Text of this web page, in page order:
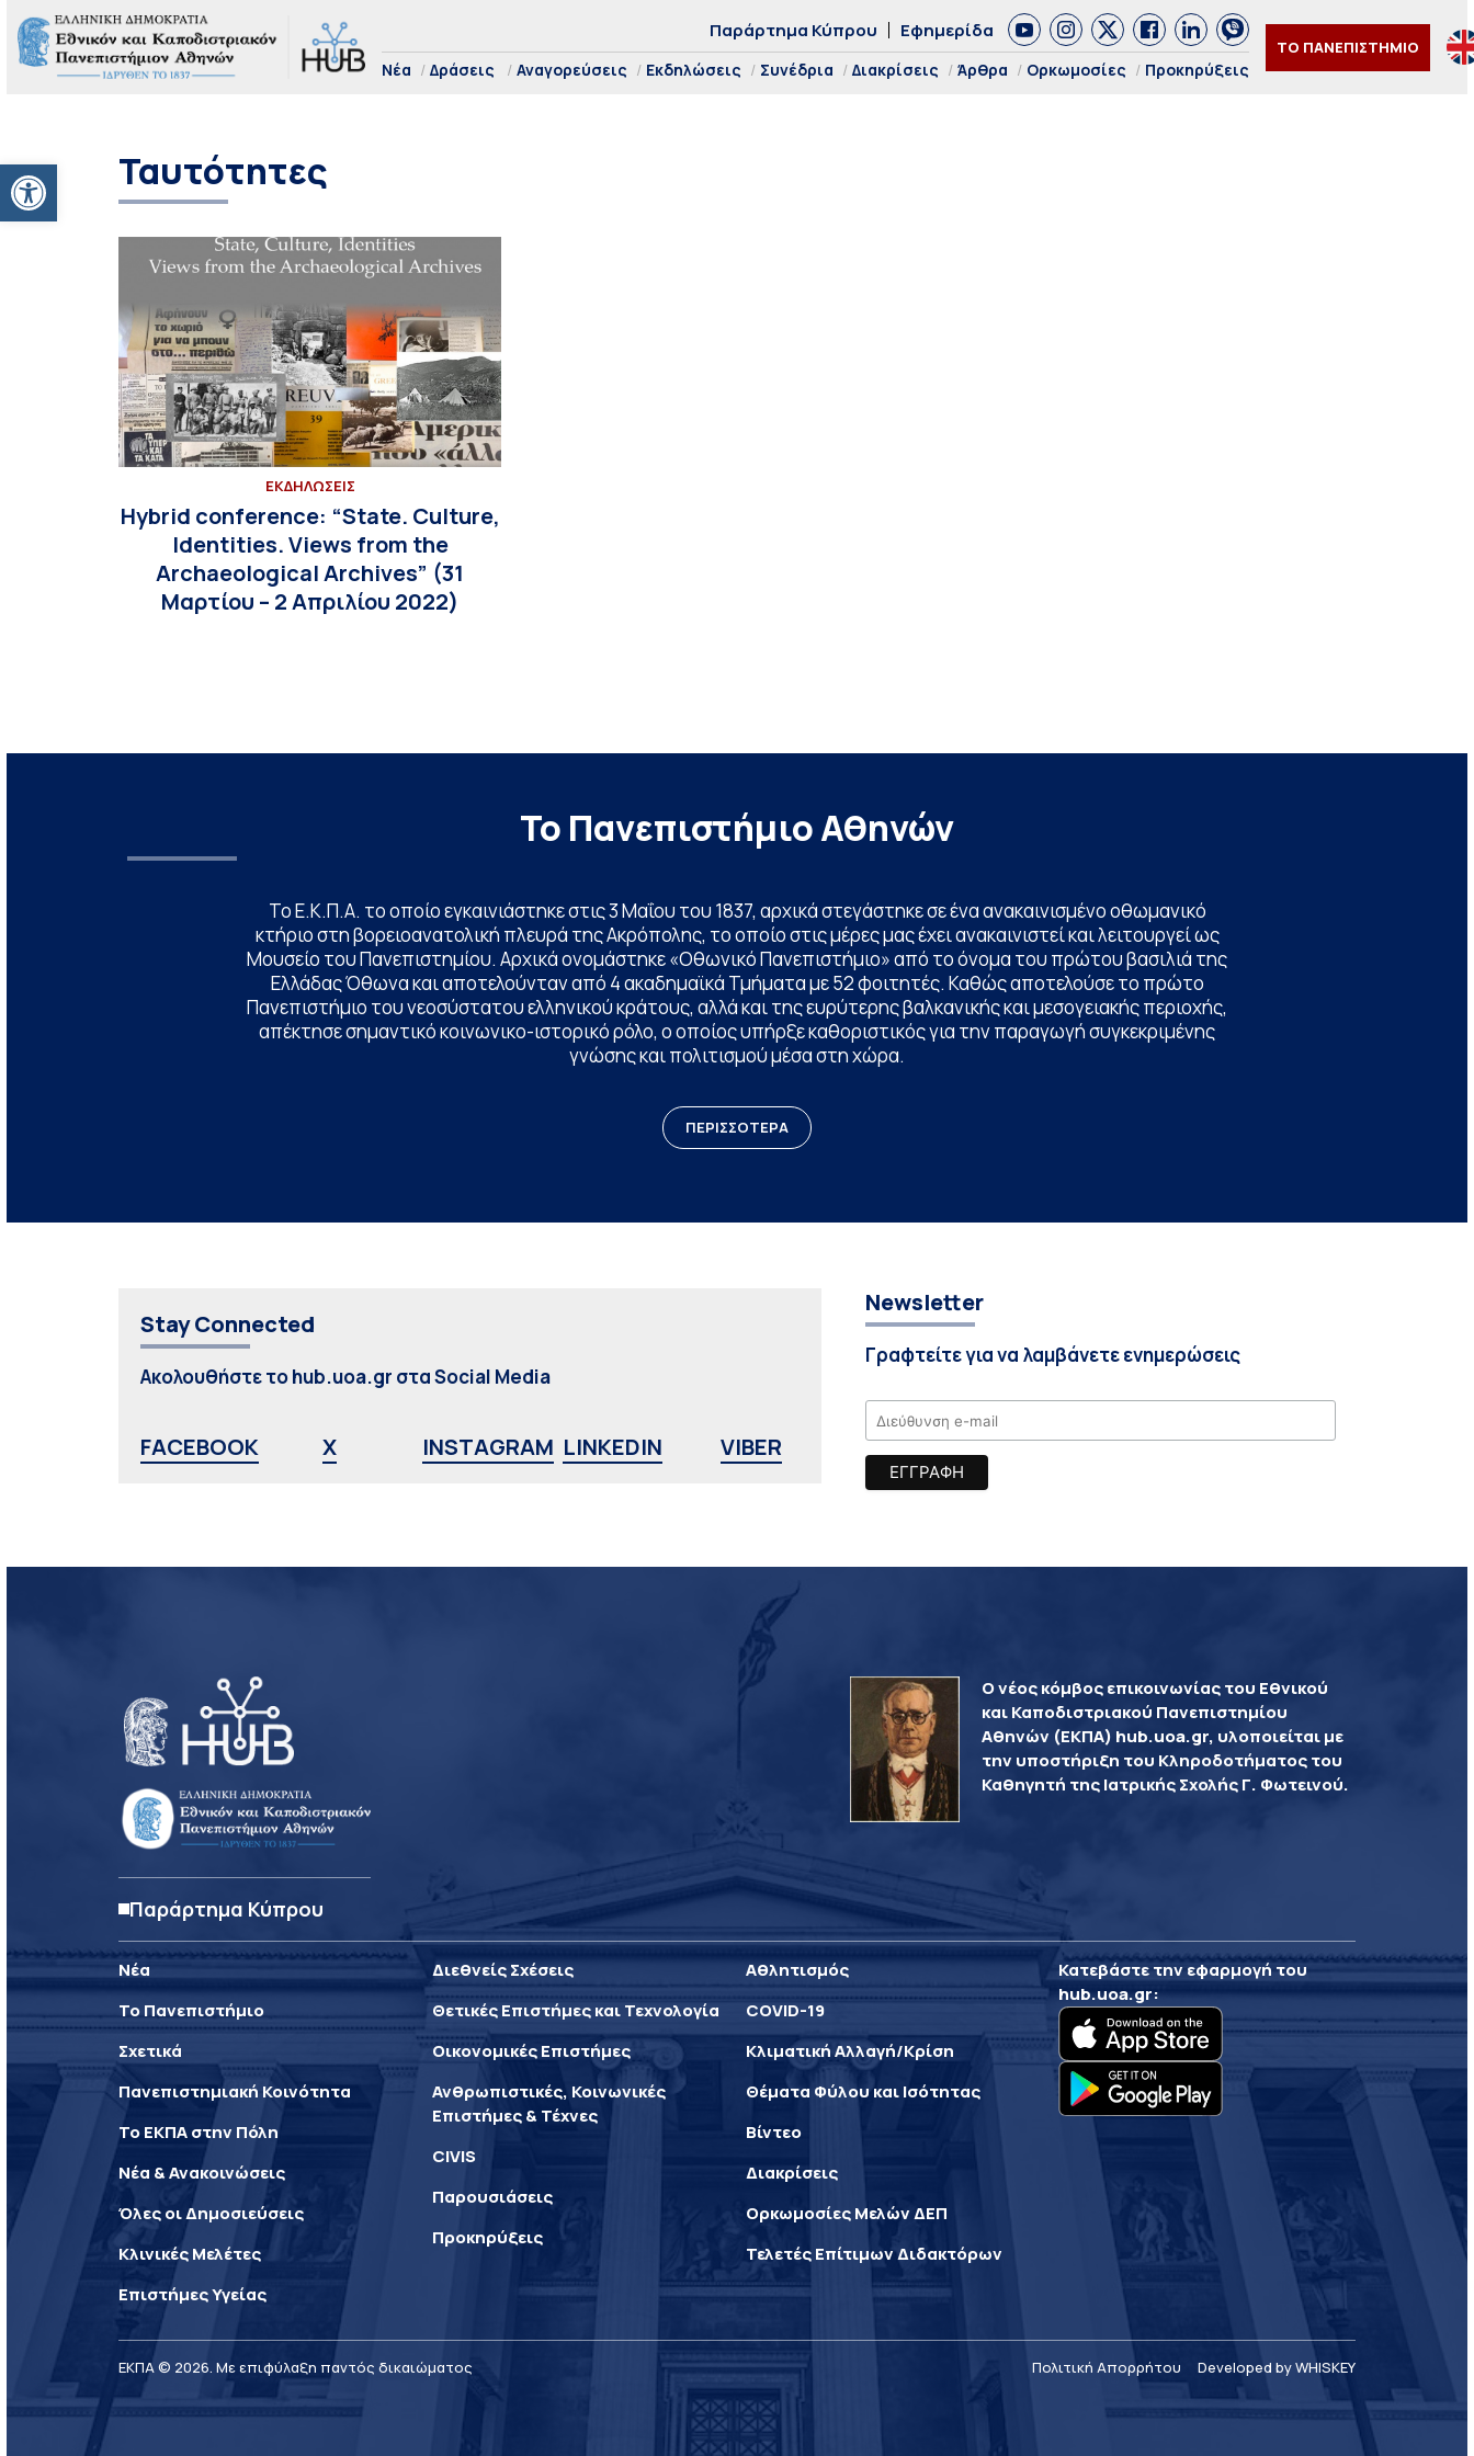
Ανοίξτε τη γραμμή εργαλείων
Παράρτημα Κύπρου Εφημερίδα
Νέα Δράσεις Αναγορεύσεις Εκδηλώσεις Συνέδρια Διακρίσεις Άρθρα Ορκωμοσίες Προκηρύξεις
ΤΟ ΠΑΝΕΠΙΣΤΗΜΙΟ
Ταυτότητες
ΕΚΔΗΛΩΣΕΙΣ
Hybrid conference: “State. Culture,
Identities. Views from the
Archaeological Archives” (31
Μαρτίου – 2 Απριλίου 2022)
Το Πανεπιστήμιο Αθηνών
Το Ε.Κ.Π.Α. το οποίο εγκαινιάστηκε στις 3 Μαΐου του 1837, αρχικά στεγάστηκε σε ένα ανακαινισμένο οθωμανικό
κτήριο στη βορειοανατολική πλευρά της Ακρόπολης, το οποίο στις μέρες μας έχει ανακαινιστεί και λειτουργεί ως
Μουσείο του Πανεπιστημίου. Αρχικά ονομάστηκε «Οθωνικό Πανεπιστήμιο» από το όνομα του πρώτου βασιλιά της
Ελλάδας Όθωνα και αποτελούνταν από 4 ακαδημαϊκά Τμήματα με 52 φοιτητές. Καθώς αποτελούσε το πρώτο
Πανεπιστήμιο του νεοσύστατου ελληνικού κράτους, αλλά και της ευρύτερης βαλκανικής και μεσογειακής περιοχής,
απέκτησε σημαντικό κοινωνικο-ιστορικό ρόλο, ο οποίος υπήρξε καθοριστικός για την παραγωγή συγκεκριμένης
γνώσης και πολιτισμού μέσα στη χώρα.
ΠΕΡΙΣΣΟΤΕΡΑ
Stay Connected
Ακολουθήστε το hub.uoa.gr στα Social Media
FACEBOOK X INSTAGRAM LINKEDIN VIBER
Newsletter
Γραφτείτε για να λαμβάνετε ενημερώσεις
Παράρτημα Κύπρου
Ο νέος κόμβος επικοινωνίας του Εθνικού
και Καποδιστριακού Πανεπιστημίου
Αθηνών (ΕΚΠΑ) hub.uoa.gr, υλοποιείται με
την υποστήριξη του Κληροδοτήματος του
Καθηγητή της Ιατρικής Σχολής Γ. Φωτεινού.
Νέα
Το Πανεπιστήμιο
Σχετικά
Πανεπιστημιακή Κοινότητα
Το ΕΚΠΑ στην Πόλη
Νέα & Ανακοινώσεις
Όλες οι Δημοσιεύσεις
Κλινικές Μελέτες
Επιστήμες Υγείας
Διεθνείς Σχέσεις
Θετικές Επιστήμες και Τεχνολογία
Οικονομικές Επιστήμες
Ανθρωπιστικές, Κοινωνικές
Επιστήμες & Τέχνες
CIVIS
Παρουσιάσεις
Προκηρύξεις
Αθλητισμός
COVID-19
Κλιματική Αλλαγή/Κρίση
Θέματα Φύλου και Ισότητας
Βίντεο
Διακρίσεις
Ορκωμοσίες Μελών ΔΕΠ
Τελετές Επίτιμων Διδακτόρων
Κατεβάστε την εφαρμογή του
hub.uoa.gr:
ΕΚΠΑ © 2026. Με επιφύλαξη παντός δικαιώματος Πολιτική Απορρήτου Developed by WHISKEY